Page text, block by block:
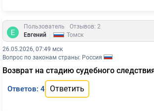
Пользователь
Отзывов: 2
Евгений
Томск
26.05.2026, 07:49 мск
Вопрос по законам страны: Россия
Возврат на стадию судебного
Ответов: 4 Ответить